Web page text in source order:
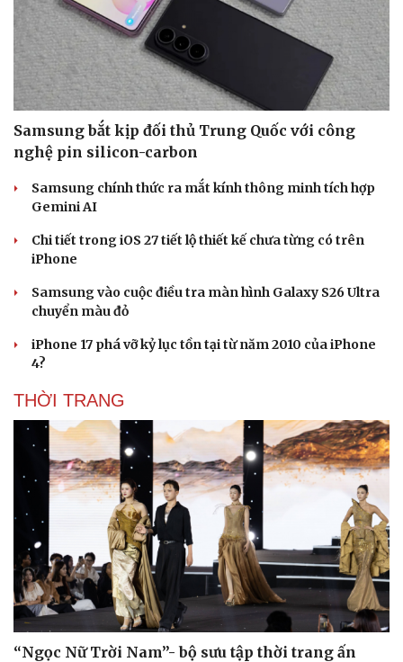
Samsung bắt kịp đối thủ Trung Quốc với công
nghệ pin silicon-carbon
Samsung chính thức ra mắt kính thông minh tích hợp
Gemini AI
Chi tiết trong iOS 27 tiết lộ thiết kế chưa từng có trên
iPhone
Samsung vào cuộc điều tra màn hình Galaxy S26 Ultra
chuyển màu đỏ
iPhone 17 phá vỡ kỷ lục tồn tại từ năm 2010 của iPhone
4?
THỜI TRANG
“Ngọc Nữ Trời Nam”- bộ sưu tập thời trang ấn